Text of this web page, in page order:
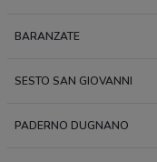
BARANZATE
SESTO SAN GIOVANNI
PADERNO DUGNANO